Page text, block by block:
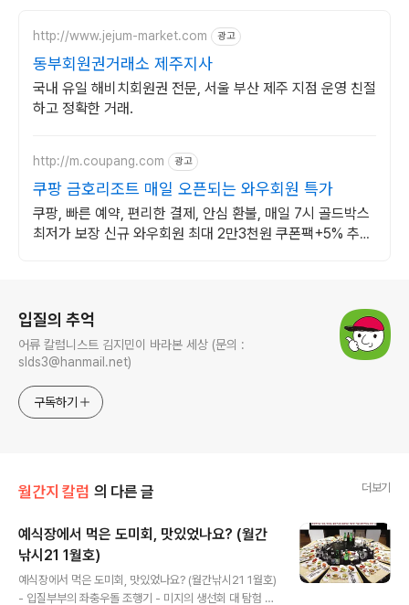
http://www.jejum-market.com 광고
동부회원권거래소 제주지사
국내 유일 해비치회원권 전문, 서울 부산 제주 지점 운영 친절
하고 정확한 거래.
http://m.coupang.com 광고
쿠팡 금호리조트 매일 오픈되는 와우회원 특가
쿠팡, 빠른 예약, 편리한 결제, 안심 환불, 매일 7시 골드박스
최저가 보장 신규 와우회원 최대 2만3천원 쿠폰팩+5% 추가
입질의 추억
어류 칼럼니스트 김지민이 바라본 세상 (문의 :
slds3@hanmail.net)
구독하기
월간지 칼럼 의 다른 글 더보기
예식장에서 먹은 도미회, 맛있었나요? (월간
낚시21 1월호)
예식장에서 먹은 도미회, 맛있었나요? (월간낚시21 1월호)
- 입질부부의 좌충우돌 조행기 - 미지의 생선회 대 탐험 -